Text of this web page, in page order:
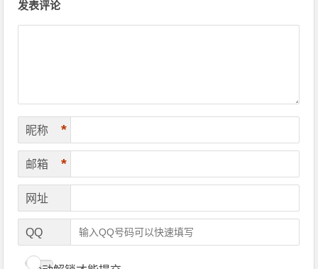
发表评论
昵称 *
邮箱 *
网址
QQ